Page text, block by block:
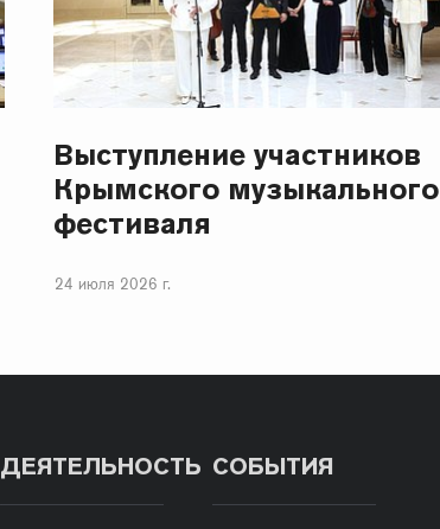
Выступление участников
Крымского музыкального
фестиваля
24 июля 2026 г.
ДЕЯТЕЛЬНОСТЬ СОБЫТИЯ